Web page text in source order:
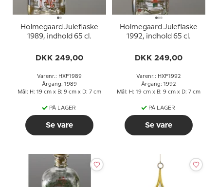
Holmegaard Juleflaske
1989, indhold 65 cl.
DKK 249,00
Varenr.: HXF1989
Årgang: 1989
Mål: H: 19 cm x B: 9 cm x D: 7 cm
PÅ LAGER
Se vare
Holmegaard Juleflaske
1992, indhold 65 cl.
DKK 249,00
Varenr.: HXF1992
Årgang: 1992
Mål: H: 19 cm x B: 9 cm x D: 7 cm
PÅ LAGER
Se vare